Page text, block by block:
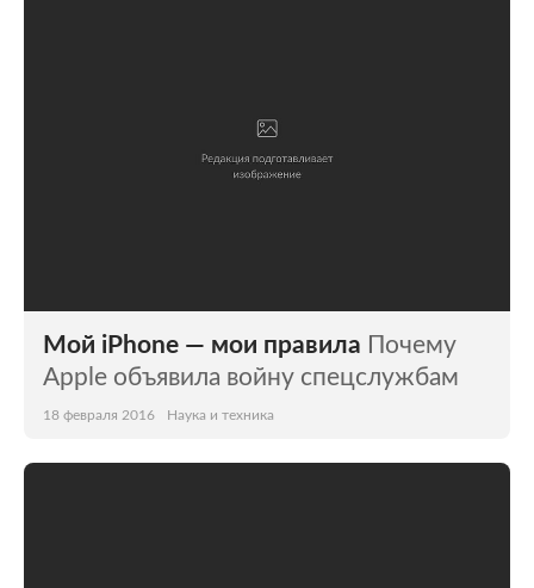
Мой iPhone — мои правила Почему
Apple объявила войну спецслужбам
18 февраля 2016 Наука и техника